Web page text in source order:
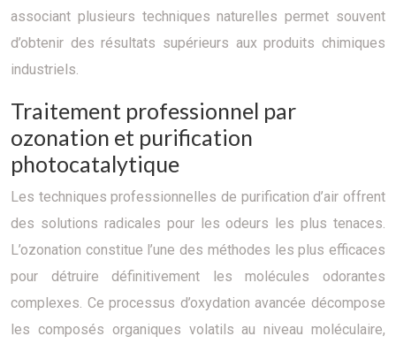
associant plusieurs techniques naturelles permet souvent
d’obtenir des résultats supérieurs aux produits chimiques
industriels.
Traitement professionnel par
ozonation et purification
photocatalytique
Les techniques professionnelles de purification d’air offrent
des solutions radicales pour les odeurs les plus tenaces.
L’ozonation constitue l’une des méthodes les plus efficaces
pour détruire définitivement les molécules odorantes
complexes. Ce processus d’oxydation avancée décompose
les composés organiques volatils au niveau moléculaire,